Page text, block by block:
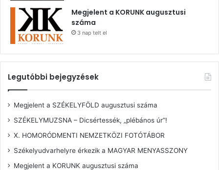
Megjelent a KORUNK augusztusi
száma
3 nap telt el
Legutóbbi bejegyzések
Megjelent a SZÉKELYFÖLD augusztusi száma
SZÉKELYMUZSNA – Dicsértessék, „plébános úr”!
X. HOMORÓDMENTI NEMZETKÖZI FOTÓTÁBOR
Székelyudvarhelyre érkezik a MAGYAR MENYASSZONY
Megjelent a KORUNK augusztusi száma